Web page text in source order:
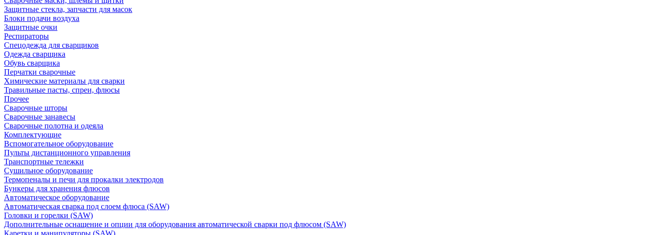
Защитные стекла, запчасти для масок
Блоки подачи воздуха
Защитные очки
Респираторы
Спецодежда для сварщиков
Одежда сварщика
Обувь сварщика
Перчатки сварочные
Химические материалы для сварки
Травильные пасты, спреи, флюсы
Прочее
Сварочные шторы
Сварочные занавесы
Сварочные полотна и одеяла
Комплектующие
Вспомогательное оборудование
Пульты дистанционного управления
Транспортные тележки
Сушильное оборудование
Термопеналы и печи для прокалки электродов
Бункеры для хранения флюсов
Автоматическое оборудование
Автоматическая сварка под слоем флюса (SAW)
Головки и горелки (SAW)
Дополнительные оснащение и опции для оборудования автоматической сварки под флюсом (SAW)
Каретки и манипуляторы (SAW)